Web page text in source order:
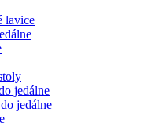
lavice
jedálne
jedálne